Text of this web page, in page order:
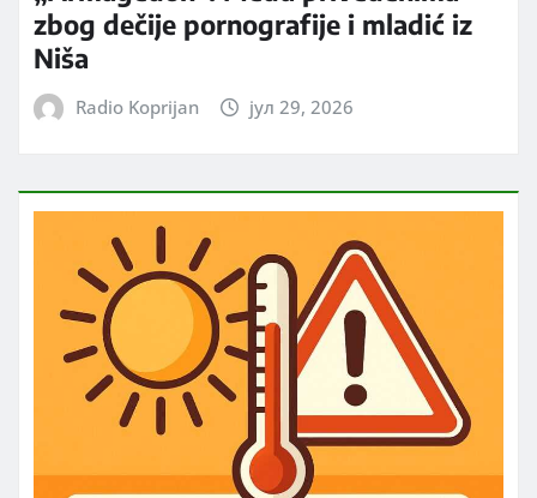
zbog dečije pornografije i mladić iz
Niša
Radio Koprijan јул 29, 2026